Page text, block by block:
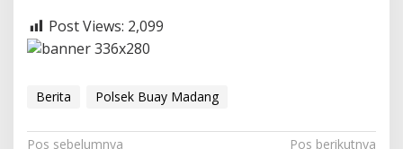
a
n
g
y
a
Post Views: 2,099
Berita Polsek Buay Madang
Pos sebelumnya
Pos berikutnya